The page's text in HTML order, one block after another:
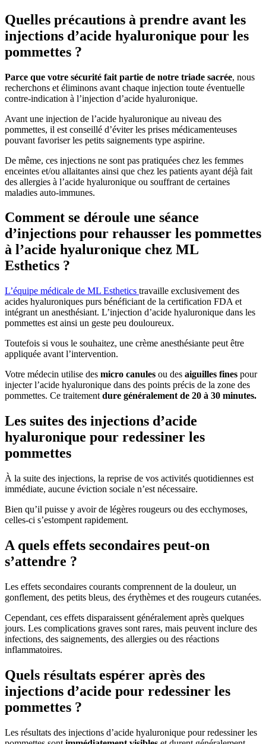
Quelles précautions à prendre avant les
injections d’acide hyaluronique pour les
pommettes ?
Parce que votre sécurité fait partie de notre triade sacrée, nous
recherchons et éliminons avant chaque injection toute éventuelle
contre-indication à l’injection d’acide hyaluronique.
Avant une injection de l’acide hyaluronique au niveau des
pommettes, il est conseillé d’éviter les prises médicamenteuses
pouvant favoriser les petits saignements type aspirine.
De même, ces injections ne sont pas pratiquées chez les femmes
enceintes et/ou allaitantes ainsi que chez les patients ayant déjà fait
des allergies à l’acide hyaluronique ou souffrant de certaines
maladies auto-immunes.
Comment se déroule une séance
d’injections pour rehausser les pommettes
à l’acide hyaluronique chez ML
Esthetics ?
L’équipe médicale de ML Esthetics travaille exclusivement des
acides hyaluroniques purs bénéficiant de la certification FDA et
intégrant un anesthésiant. L’injection d’acide hyaluronique dans les
pommettes est ainsi un geste peu douloureux.
Toutefois si vous le souhaitez, une crème anesthésiante peut être
appliquée avant l’intervention.
Votre médecin utilise des micro canules ou des aiguilles fines pour
injecter l’acide hyaluronique dans des points précis de la zone des
pommettes. Ce traitement dure généralement de 20 à 30 minutes.
Les suites des injections d’acide
hyaluronique pour redessiner les
pommettes
À la suite des injections, la reprise de vos activités quotidiennes est
immédiate, aucune éviction sociale n’est nécessaire.
Bien qu’il puisse y avoir de légères rougeurs ou des ecchymoses,
celles-ci s’estompent rapidement.
A quels effets secondaires peut-on
s’attendre ?
Les effets secondaires courants comprennent de la douleur, un
gonflement, des petits bleus, des érythèmes et des rougeurs cutanées.
Cependant, ces effets disparaissent généralement après quelques
jours. Les complications graves sont rares, mais peuvent inclure des
infections, des saignements, des allergies ou des réactions
inflammatoires.
Quels résultats espérer après des
injections d’acide pour redessiner les
pommettes ?
Les résultats des injections d’acide hyaluronique pour redessiner les